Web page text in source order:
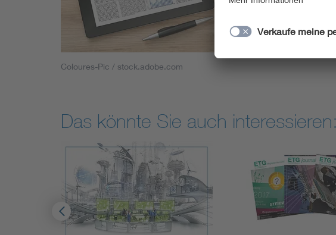
Coloures-Pic / stock.adobe.com
Das könnte Sie auch interessieren: